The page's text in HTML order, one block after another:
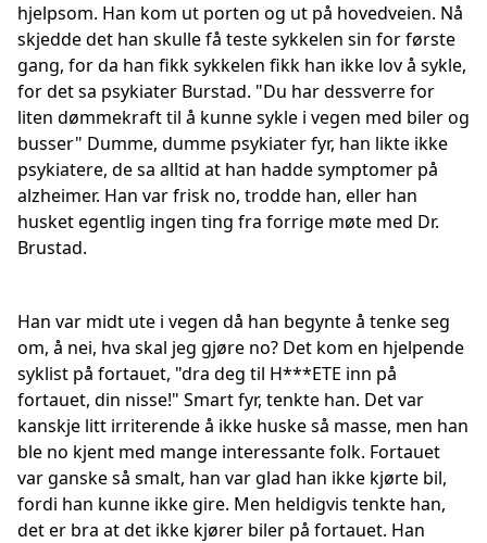
hjelpsom. Han kom ut porten og ut på hovedveien. Nå
skjedde det han skulle få teste sykkelen sin for første
gang, for da han fikk sykkelen fikk han ikke lov å sykle,
for det sa psykiater Burstad. "Du har dessverre for
liten dømmekraft til å kunne sykle i vegen med biler og
busser" Dumme, dumme psykiater fyr, han likte ikke
psykiatere, de sa alltid at han hadde symptomer på
alzheimer. Han var frisk no, trodde han, eller han
husket egentlig ingen ting fra forrige møte med Dr.
Brustad.
Han var midt ute i vegen då han begynte å tenke seg
om, å nei, hva skal jeg gjøre no? Det kom en hjelpende
syklist på fortauet, "dra deg til H***ETE inn på
fortauet, din nisse!" Smart fyr, tenkte han. Det var
kanskje litt irriterende å ikke huske så masse, men han
ble no kjent med mange interessante folk. Fortauet
var ganske så smalt, han var glad han ikke kjørte bil,
fordi han kunne ikke gire. Men heldigvis tenkte han,
det er bra at det ikke kjører biler på fortauet. Han